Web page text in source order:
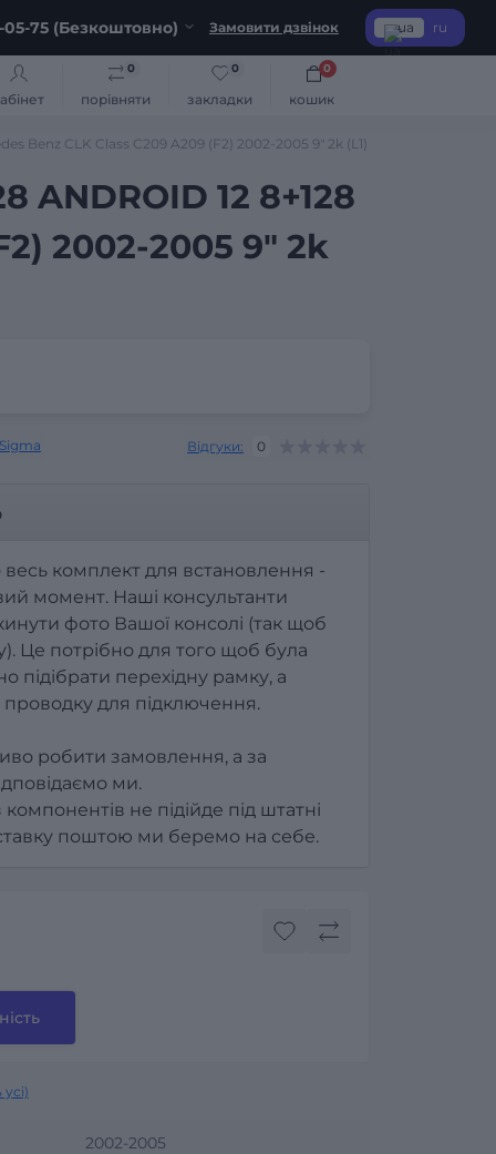
75 (Безкоштовно) Замовити дзвінок ua ru
порівняти
0
закладки
0
кошик
0
Benz CLK Class C209 A209 (F2) 2002-2005 9" 2k (L1)
ANDROID 12 8+128
2002-2005 9" 2k
Sigma Відгуки: 0
комплект для встановлення -
момент. Наші консультанти
фото Вашої консолі (так щоб
Це потрібно для того щоб була
підібрати перехідну рамку, а
для підключення.
робити замовлення, а за
ми.
не підійде під штатні
поштою ми беремо на себе.
2002-2005